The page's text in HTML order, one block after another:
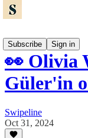
Subscribe
Sign in
👀 Olivia
Güler'in
Swipeline
Oct 31, 2024